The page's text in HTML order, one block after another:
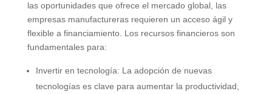
las oportunidades que ofrece el mercado global, las
empresas manufactureras requieren un acceso ágil y
flexible a financiamiento. Los recursos financieros son
fundamentales para:
Invertir en tecnología: La adopción de nuevas
tecnologías es clave para aumentar la productividad,